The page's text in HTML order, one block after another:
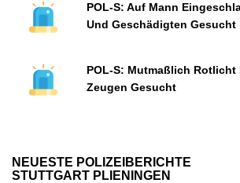
POL-S: Auf Mann
Und Geschädigten Gesucht
POL-S: Mutmaßlich Rotlicht
Zeugen Gesucht
NEUESTE POLIZEIBERICHTE
STUTTGART PLIENINGEN